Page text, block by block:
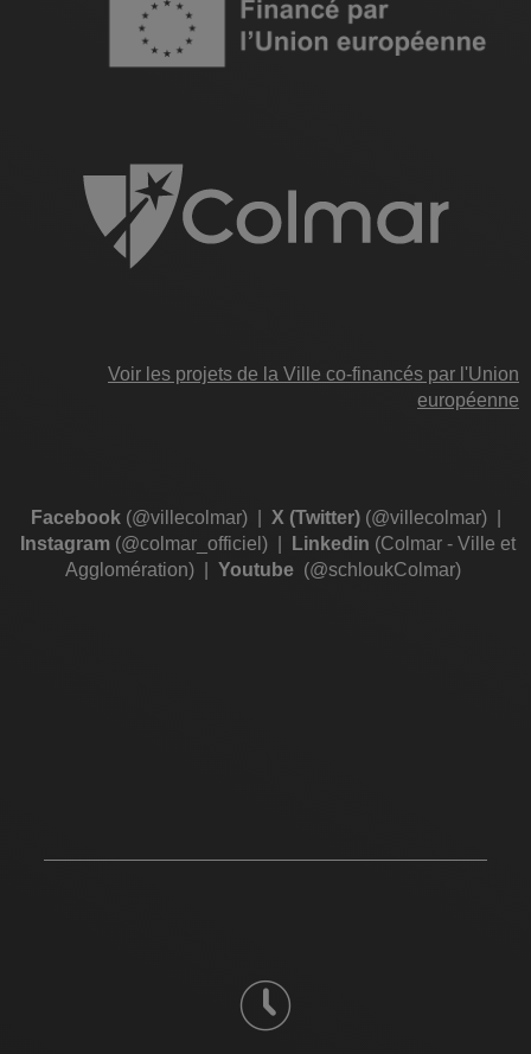
Voir les projets de la Ville co-financés par l'Union
européenne
Facebook(@villecolmar)| X (Twitter)(@villecolmar)|
Instagram (@colmar_officiel) Linkedin (Colmar - Ville et
Agglomération)
Youtube (@schloukColmar)